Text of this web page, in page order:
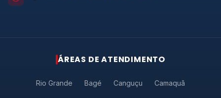
ÁREAS DE ATENDIMENTO
Rio Grande Bagé Canguçu Camaquã
Atendimento rápido via
Preencha seus dados e fale com a